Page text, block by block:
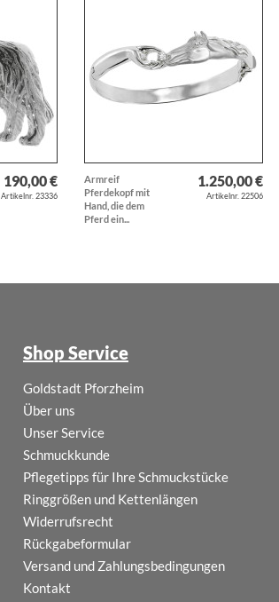
190,00 €
Artikelnr. 23336
Armreif
Pferdekopf mit
Hand, die dem
Pferd ein...
1.250,00 €
Artikelnr. 22506
Shop Service
Goldstadt Pforzheim
Über uns
Unser Service
Schmuckkunde
Pflegetipps für Ihre Schmuckstücke
Ringgrößen und Kettenlängen
Widerrufsrecht
Rückgabeformular
Versand und Zahlungsbedingungen
Kontakt